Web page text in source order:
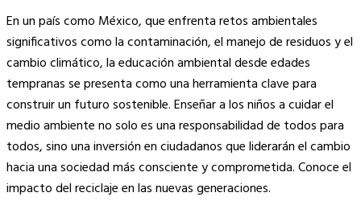
Copy
Link
En un país como México, que enfrenta retos ambientales
significativos como la contaminación, el manejo de residuos y el
cambio climático, la educación ambiental desde edades
tempranas se presenta como una herramienta clave para
construir un futuro sostenible. Enseñar a los niños a cuidar el
medio ambiente no solo es una responsabilidad de todos para
todos, sino una inversión en ciudadanos que liderarán el cambio
hacia una sociedad más consciente y comprometida. Conoce el
impacto del reciclaje en las nuevas generaciones.